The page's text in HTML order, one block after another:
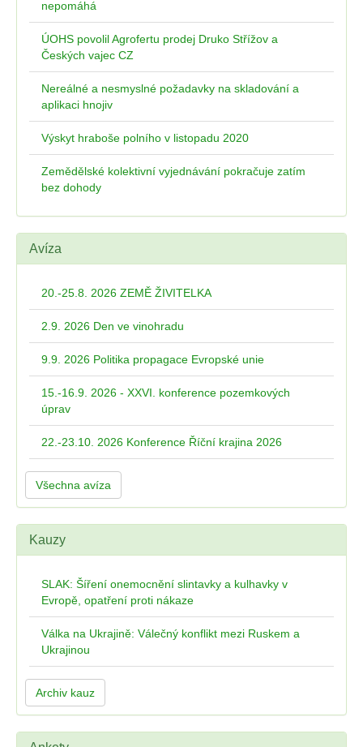
nepomáhá
ÚOHS povolil Agrofertu prodej Druko Střížov a
Českých vajec CZ
Nereálné a nesmyslné požadavky na skladování a
aplikaci hnojiv
Výskyt hraboše polního v listopadu 2020
Zemědělské kolektivní vyjednávání pokračuje zatím
bez dohody
Avíza
20.-25.8. 2026 ZEMĚ ŽIVITELKA
2.9. 2026 Den ve vinohradu
9.9. 2026 Politika propagace Evropské unie
15.-16.9. 2026 - XXVI. konference pozemkových
úprav
22.-23.10. 2026 Konference Říční krajina 2026
Všechna avíza
Kauzy
SLAK: Šíření onemocnění slintavky a kulhavky v
Evropě, opatření proti nákaze
Válka na Ukrajině: Válečný konflikt mezi Ruskem a
Ukrajinou
Archiv kauz